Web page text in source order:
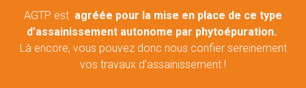
AGTP est agréée pour la mise en place de ce type
d’assainissement autonome par phytoépuration.
Là encore, vous pouvez donc nous confier sereinement
vos travaux d’assainissement !